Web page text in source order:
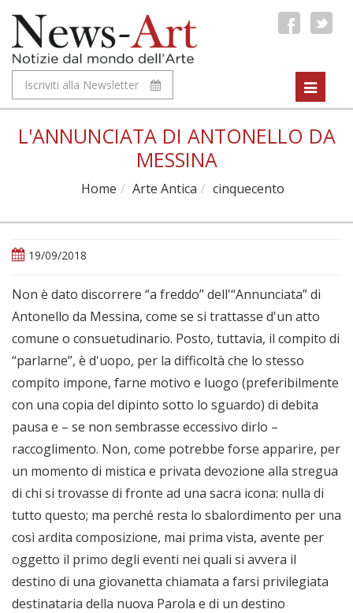
Iscriviti alla Newsletter
Toggle
L'ANNUNCIATA DI ANTONELLO DA
MESSINA
Home Arte Antica cinquecento
19/09/2018
Non è dato discorrere “a freddo” dell'“Annunciata” di
Antonello da Messina, come se si trattasse d'un atto
comune o consuetudinario. Posto, tuttavia, il compito di
“parlarne”, è d'uopo, per la difficoltà che lo stesso
compito impone, farne motivo e luogo (preferibilmente
con una copia del dipinto sotto lo sguardo) di debita
pausa e – se non sembrasse eccessivo dirlo –
raccoglimento. Non, come potrebbe forse apparire, per
un momento di mistica e privata devozione alla stregua
di chi si trovasse di fronte ad una sacra icona: nulla di
tutto questo; ma perché resta lo sbalordimento per una
così ardita composizione, mai prima vista, avente per
oggetto il primo degli eventi nei quali si avvera il
destino di una giovanetta chiamata a farsi privilegiata
destinataria della nuova Parola e di un destino